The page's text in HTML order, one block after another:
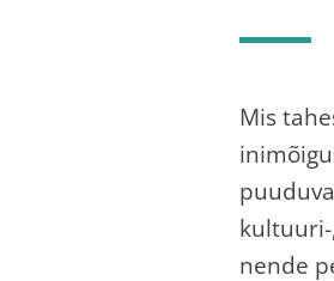
Mis
kultuuri-
nende